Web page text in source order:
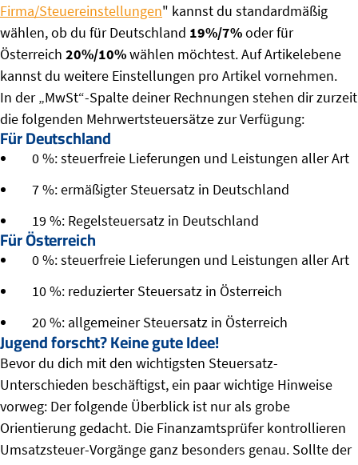
Firma/Steuereinstellungen" kannst du standardmäßig
wählen, ob du für Deutschland 19%/7%oder für
Österreich 20%/10%wählen möchtest. Auf Artikelebene
kannst du weitere Einstellungen pro Artikel vornehmen.
In der „MwSt“-Spalte deiner Rechnungen stehen dir zurzeit
die folgenden Mehrwertsteuersätze zur Verfügung:
Für Deutschland
0 %: steuerfreie Lieferungen und Leistungen aller Art
7 %: ermäßigter Steuersatz in Deutschland
19 %: Regelsteuersatz in Deutschland
Für Österreich
0 %: steuerfreie Lieferungen und Leistungen aller Art
10 %: reduzierter Steuersatz in Österreich
20 %: allgemeiner Steuersatz in Österreich
Jugend forscht? Keine gute Idee!
Bevor du dich mit den wichtigsten Steuersatz-
Unterschieden beschäftigst, ein paar wichtige Hinweise
vorweg: Der folgende Überblick ist nur als grobe
Orientierung gedacht. Die Finanzamtsprüfer kontrollieren
Umsatzsteuer-Vorgänge ganz besonders genau. Sollte der